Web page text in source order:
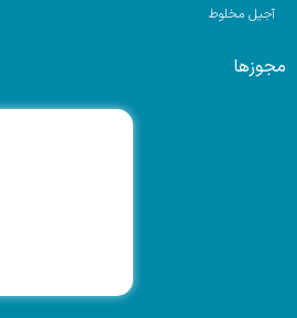
آجیل مخلوط
مجوزها